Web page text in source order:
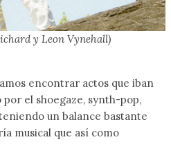
y Leon Vynehall)
encontrar actos que iban
el shoegaze, synth-pop,
un balance bastante
musical que así como